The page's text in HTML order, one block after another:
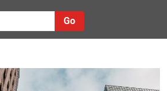
Go